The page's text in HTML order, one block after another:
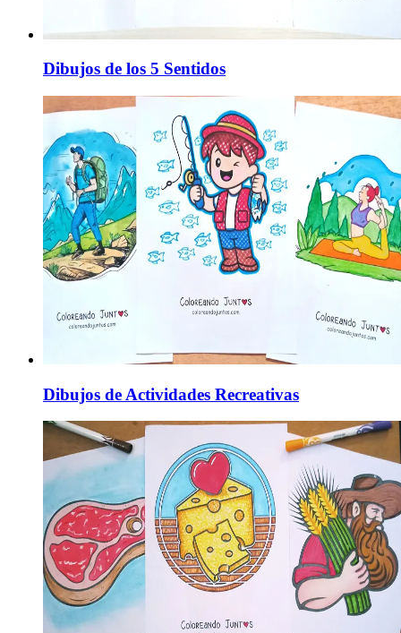
Dibujos de los 5 Sentidos
Dibujos de Actividades Recreativas